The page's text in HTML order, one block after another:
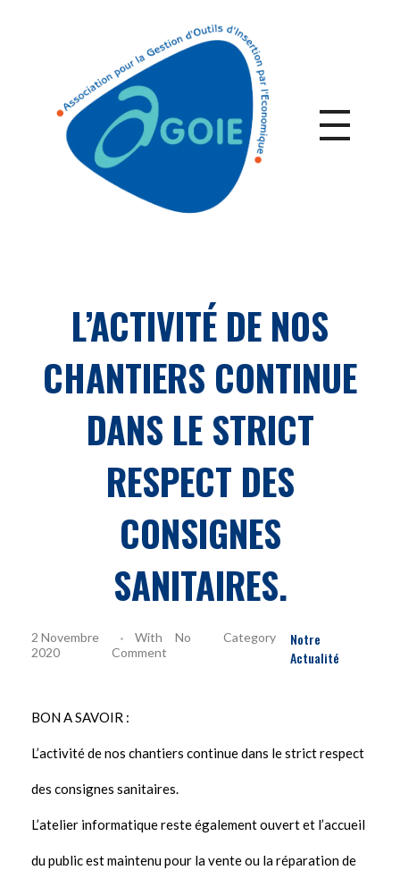
L’ACTIVITÉ DE NOS
CHANTIERS CONTINUE
DANS LE STRICT
RESPECT DES
CONSIGNES
SANITAIRES.
2 Novembre
2020
With
No
Comment
Notre
Actualité
BON A SAVOIR :
L’activité de nos chantiers continue dans le strict respect
des consignes sanitaires.
L’atelier informatique reste également ouvert et l’accueil
du public est maintenu pour la vente ou la réparation de